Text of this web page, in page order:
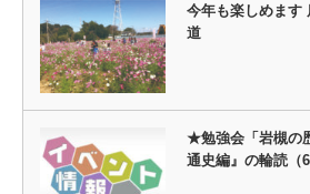
今年も楽しめます
道
★勉強会「岩槻の
通史編』の輪読（6